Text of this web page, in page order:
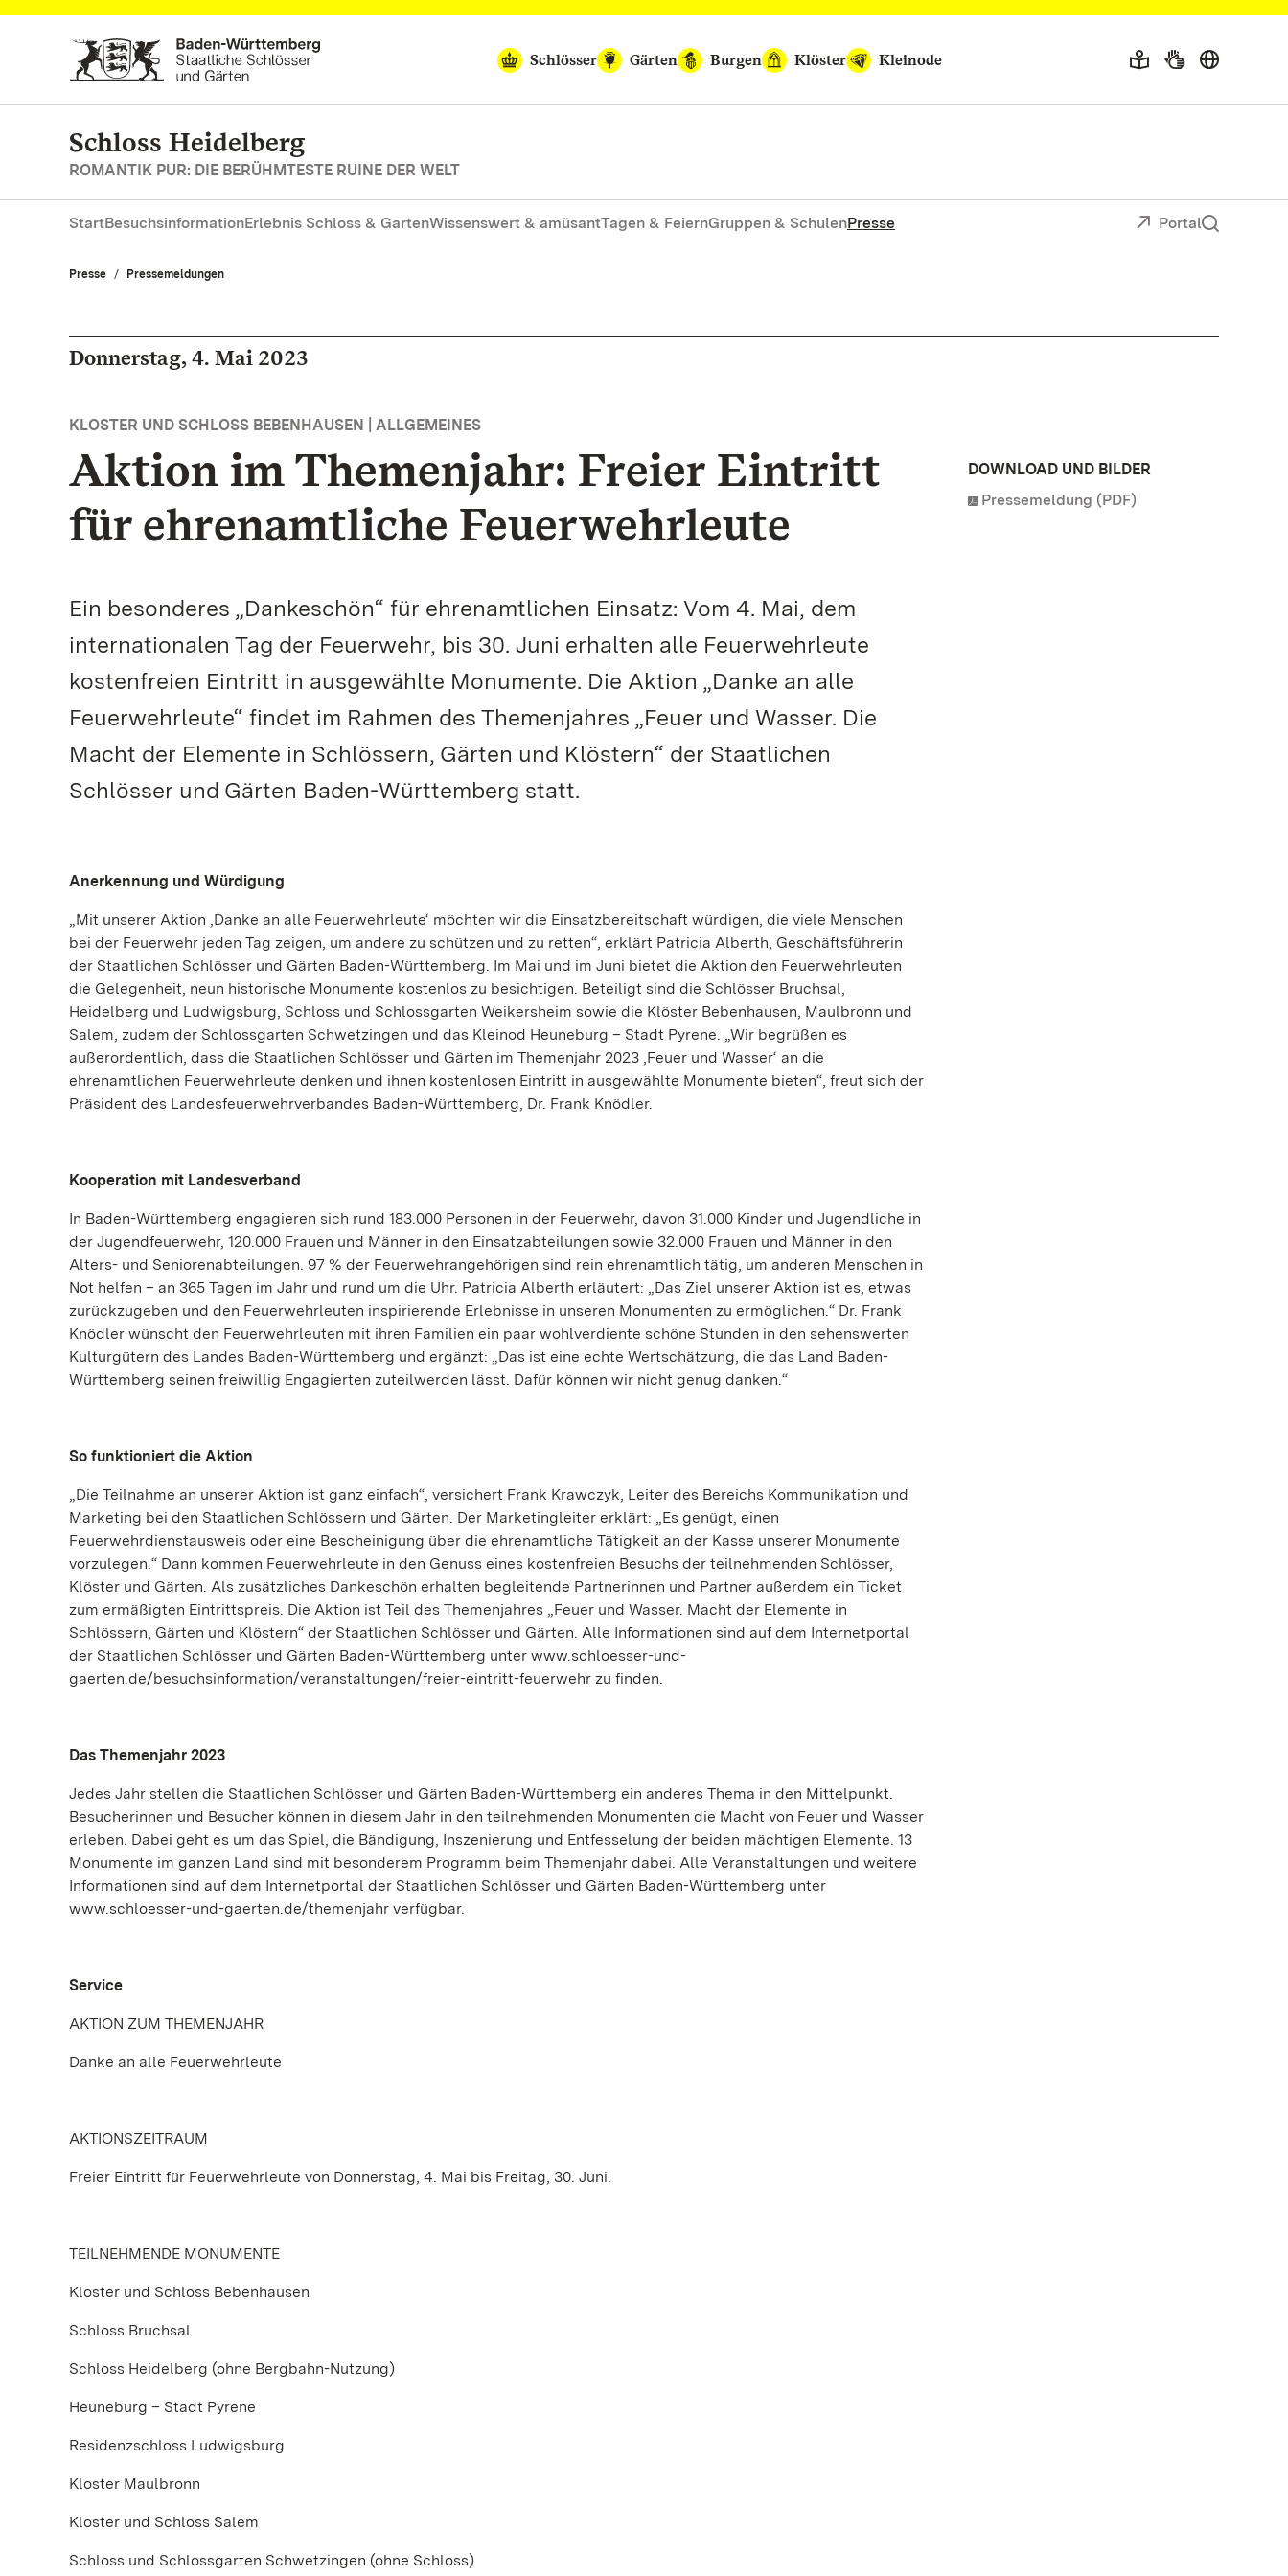
Zum Hauptinhalt springen
Schlösser
Gärten Burgen Klöster Kleinode
Schloss Heidelberg
ROMANTIK PUR: DIE BERÜHMTESTE RUINE DER WELT
StartBesuchsinformationErlebnis Schloss & GartenWissenswert & amüsantTagen & FeiernGruppen & SchulenPresse Portal
Presse Pressemeldungen
Donnerstag, 4. Mai 2023
KLOSTER UND SCHLOSS BEBENHAUSEN | ALLGEMEINES
Aktion im Themenjahr: Freier Eintritt
für ehrenamtliche Feuerwehrleute
Ein besonderes „Dankeschön“ für ehrenamtlichen Einsatz: Vom 4. Mai, dem
internationalen Tag der Feuerwehr, bis 30. Juni erhalten alle Feuerwehrleute
kostenfreien Eintritt in ausgewählte Monumente. Die Aktion „Danke an alle
Feuerwehrleute“ findet im Rahmen des Themenjahres „Feuer und Wasser. Die
Macht der Elemente in Schlössern, Gärten und Klöstern“ der Staatlichen
Schlösser und Gärten Baden-Württemberg statt.
Anerkennung und Würdigung
„Mit unserer Aktion ‚Danke an alle Feuerwehrleute‘ möchten wir die Einsatzbereitschaft würdigen, die viele Menschen
bei der Feuerwehr jeden Tag zeigen, um andere zu schützen und zu retten“, erklärt Patricia Alberth, Geschäftsführerin
der Staatlichen Schlösser und Gärten Baden-Württemberg. Im Mai und im Juni bietet die Aktion den Feuerwehrleuten
die Gelegenheit, neun historische Monumente kostenlos zu besichtigen. Beteiligt sind die Schlösser Bruchsal,
Heidelberg und Ludwigsburg, Schloss und Schlossgarten Weikersheim sowie die Klöster Bebenhausen, Maulbronn und
Salem, zudem der Schlossgarten Schwetzingen und das Kleinod Heuneburg – Stadt Pyrene. „Wir begrüßen es
außerordentlich, dass die Staatlichen Schlösser und Gärten im Themenjahr 2023 ‚Feuer und Wasser‘ an die
ehrenamtlichen Feuerwehrleute denken und ihnen kostenlosen Eintritt in ausgewählte Monumente bieten“, freut sich der
Präsident des Landesfeuerwehrverbandes Baden-Württemberg, Dr. Frank Knödler.
Kooperation mit Landesverband
In Baden-Württemberg engagieren sich rund 183.000 Personen in der Feuerwehr, davon 31.000 Kinder und Jugendliche in
der Jugendfeuerwehr, 120.000 Frauen und Männer in den Einsatzabteilungen sowie 32.000 Frauen und Männer in den
Alters- und Seniorenabteilungen. 97 % der Feuerwehrangehörigen sind rein ehrenamtlich tätig, um anderen Menschen in
Not helfen – an 365 Tagen im Jahr und rund um die Uhr. Patricia Alberth erläutert: „Das Ziel unserer Aktion ist es, etwas
zurückzugeben und den Feuerwehrleuten inspirierende Erlebnisse in unseren Monumenten zu ermöglichen.“ Dr. Frank
Knödler wünscht den Feuerwehrleuten mit ihren Familien ein paar wohlverdiente schöne Stunden in den sehenswerten
Kulturgütern des Landes Baden-Württemberg und ergänzt: „Das ist eine echte Wertschätzung, die das Land Baden-
Württemberg seinen freiwillig Engagierten zuteilwerden lässt. Dafür können wir nicht genug danken.“
So funktioniert die Aktion
„Die Teilnahme an unserer Aktion ist ganz einfach“, versichert Frank Krawczyk, Leiter des Bereichs Kommunikation und
Marketing bei den Staatlichen Schlössern und Gärten. Der Marketingleiter erklärt: „Es genügt, einen
Feuerwehrdienstausweis oder eine Bescheinigung über die ehrenamtliche Tätigkeit an der Kasse unserer Monumente
vorzulegen.“ Dann kommen Feuerwehrleute in den Genuss eines kostenfreien Besuchs der teilnehmenden Schlösser,
Klöster und Gärten. Als zusätzliches Dankeschön erhalten begleitende Partnerinnen und Partner außerdem ein Ticket
zum ermäßigten Eintrittspreis. Die Aktion ist Teil des Themenjahres „Feuer und Wasser. Macht der Elemente in
Schlössern, Gärten und Klöstern“ der Staatlichen Schlösser und Gärten. Alle Informationen sind auf dem Internetportal
der Staatlichen Schlösser und Gärten Baden-Württemberg unter www.schloesser-und-
gaerten.de/besuchsinformation/veranstaltungen/freier-eintritt-feuerwehr zu finden.
Das Themenjahr 2023
Jedes Jahr stellen die Staatlichen Schlösser und Gärten Baden-Württemberg ein anderes Thema in den Mittelpunkt.
Besucherinnen und Besucher können in diesem Jahr in den teilnehmenden Monumenten die Macht von Feuer und Wasser
erleben. Dabei geht es um das Spiel, die Bändigung, Inszenierung und Entfesselung der beiden mächtigen Elemente. 13
Monumente im ganzen Land sind mit besonderem Programm beim Themenjahr dabei. Alle Veranstaltungen und weitere
Informationen sind auf dem Internetportal der Staatlichen Schlösser und Gärten Baden-Württemberg unter
www.schloesser-und-gaerten.de/themenjahr verfügbar.
Service
AKTION ZUM THEMENJAHR
Danke an alle Feuerwehrleute
AKTIONSZEITRAUM
Freier Eintritt für Feuerwehrleute von Donnerstag, 4. Mai bis Freitag, 30. Juni.
TEILNEHMENDE MONUMENTE
Kloster und Schloss Bebenhausen
Schloss Bruchsal
Schloss Heidelberg (ohne Bergbahn-Nutzung)
Heuneburg – Stadt Pyrene
Residenzschloss Ludwigsburg
Kloster Maulbronn
Kloster und Schloss Salem
Schloss und Schlossgarten Schwetzingen (ohne Schloss)
DOWNLOAD UND BILDER
Pressemeldung (PDF)